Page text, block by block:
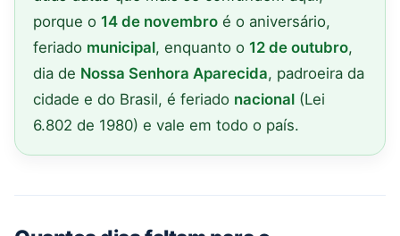
porque o 14 de novembro é o aniversário,
feriado municipal, enquanto o 12 de outubro,
dia de Nossa Senhora Aparecida, padroeira da
cidade e do Brasil, é feriado nacional (Lei
6.802 de 1980) e vale em todo o país.